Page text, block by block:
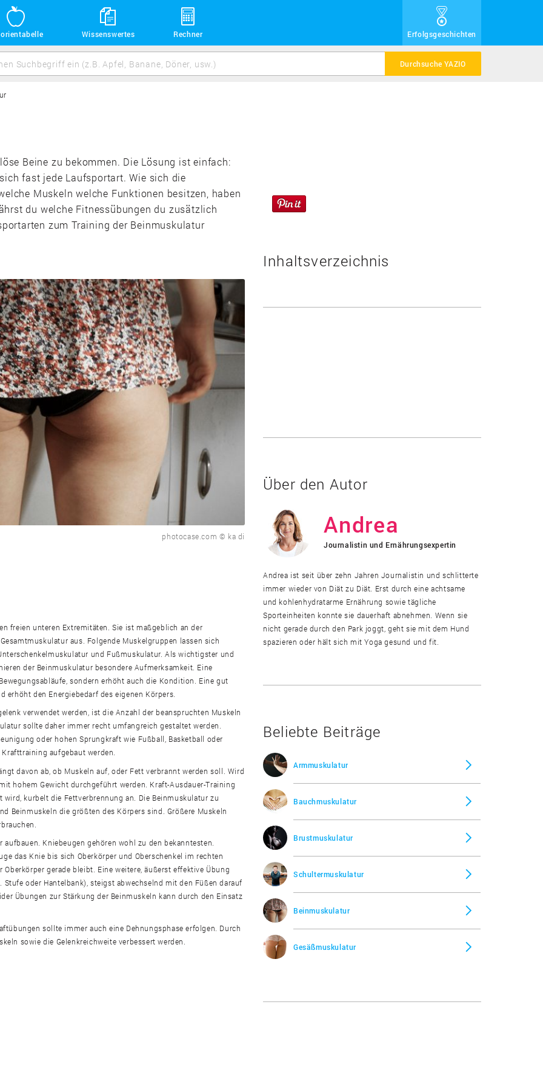
Wissenswertes Rechner Erfolgsgeschichten
Durchsuche YAZIO
Beine zu bekommen. Die Lösung ist einfach:
fast jede Laufsportart. Wie sich die
Muskeln welche Funktionen besitzen, haben
du welche Fitnessübungen du zusätzlich
zum Training der Beinmuskulatur
photocase.com © ka di
freien unteren Extremitäten. Sie ist maßgeblich an der
aus. Folgende Muskelgruppen lassen sich
und Fußmuskulatur. Als wichtigster und
der Beinmuskulatur besondere Aufmerksamkeit. Eine
sondern erhöht auch die Kondition. Eine gut
den Energiebedarf des eigenen Körpers.
verwendet werden, ist die Anzahl der beanspruchten Muskeln
sollte daher immer recht umfangreich gestaltet werden.
oder hohen Sprungkraft wie Fußball, Basketball oder
aufgebaut werden.
davon ab, ob Muskeln auf, oder Fett verbrannt werden soll. Wird
hohem Gewicht durchgeführt werden. Kraft-Ausdauer-Training
kurbelt die Fettverbrennung an. Die Beinmuskulatur zu
Beinmuskeln die größten des Körpers sind. Größere Muskeln
Kniebeugen gehören wohl zu den bekanntesten.
das Knie bis sich Oberkörper und Oberschenkel im rechten
gerade bleibt. Eine weitere, äußerst effektive Übung
oder Hantelbank), steigst abwechselnd mit den Füßen darauf
Übungen zur Stärkung der Beinmuskeln kann durch den Einsatz
sollte immer auch eine Dehnungsphase erfolgen. Durch
sowie die Gelenkreichweite verbessert werden.
Inhaltsverzeichnis
Über den Autor
Andrea
Journalistin und Ernährungsexpertin
Andrea ist seit über zehn Jahren Journalistin und schlitterte
immer wieder von Diät zu Diät. Erst durch eine achtsame
und kohlenhydratarme Ernährung sowie tägliche
Sporteinheiten konnte sie dauerhaft abnehmen. Wenn sie
nicht gerade durch den Park joggt, geht sie mit dem Hund
spazieren oder hält sich mit Yoga gesund und fit.
Beliebte Beiträge
Armmuskulatur
Bauchmuskulatur
Brustmuskulatur
Schultermuskulatur
Beinmuskulatur
Gesäßmuskulatur